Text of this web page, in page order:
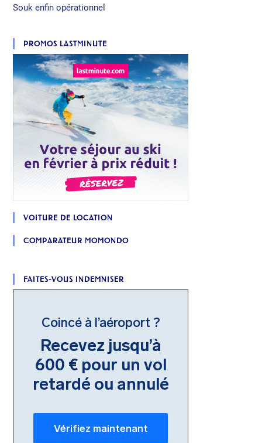
Souk enfin opérationnel
PROMOS LASTMINUTE
VOITURE DE LOCATION
COMPARATEUR MOMONDO
FAITES-VOUS INDEMNISER